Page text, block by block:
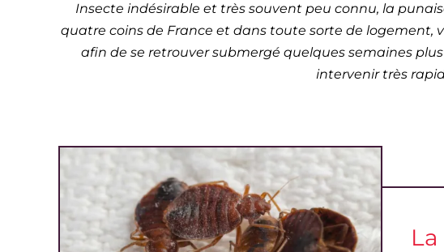
Insecte indésirable et très souvent peu connu, la
quatre coins de France et dans toute sorte de logement,
afin de se retrouver submergé quelques semaines
intervenir très